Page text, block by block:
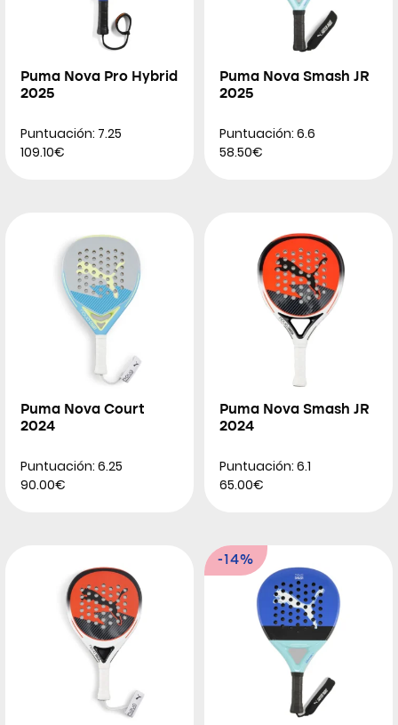
Puma Nova Pro Hybrid
2025
Puntuación: 7.25
109.10€
Puma Nova Smash JR
2025
Puntuación: 6.6
58.50€
Puma Nova Court
2024
Puntuación: 6.25
90.00€
Puma Nova Smash JR
2024
Puntuación: 6.1
65.00€
-14%